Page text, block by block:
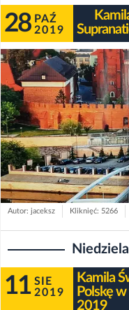
28 PAŹ
2019
Autor: jaceksz Kliknięć: 5266
11 SIE
2019
Kamila
Polskę
2019